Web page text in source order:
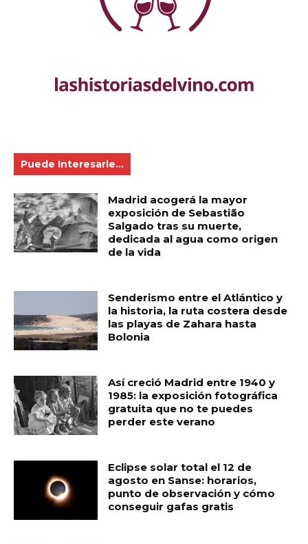
Puede Interesarle...
Madrid acogerá la mayor
exposición de Sebastião
Salgado tras su muerte,
dedicada al agua como origen
de la vida
Senderismo entre el Atlántico y
la historia, la ruta costera desde
las playas de Zahara hasta
Bolonia
Así creció Madrid entre 1940 y
1985: la exposición fotográfica
gratuita que no te puedes
perder este verano
Eclipse solar total el 12 de
agosto en Sanse: horarios,
punto de observación y cómo
conseguir gafas gratis